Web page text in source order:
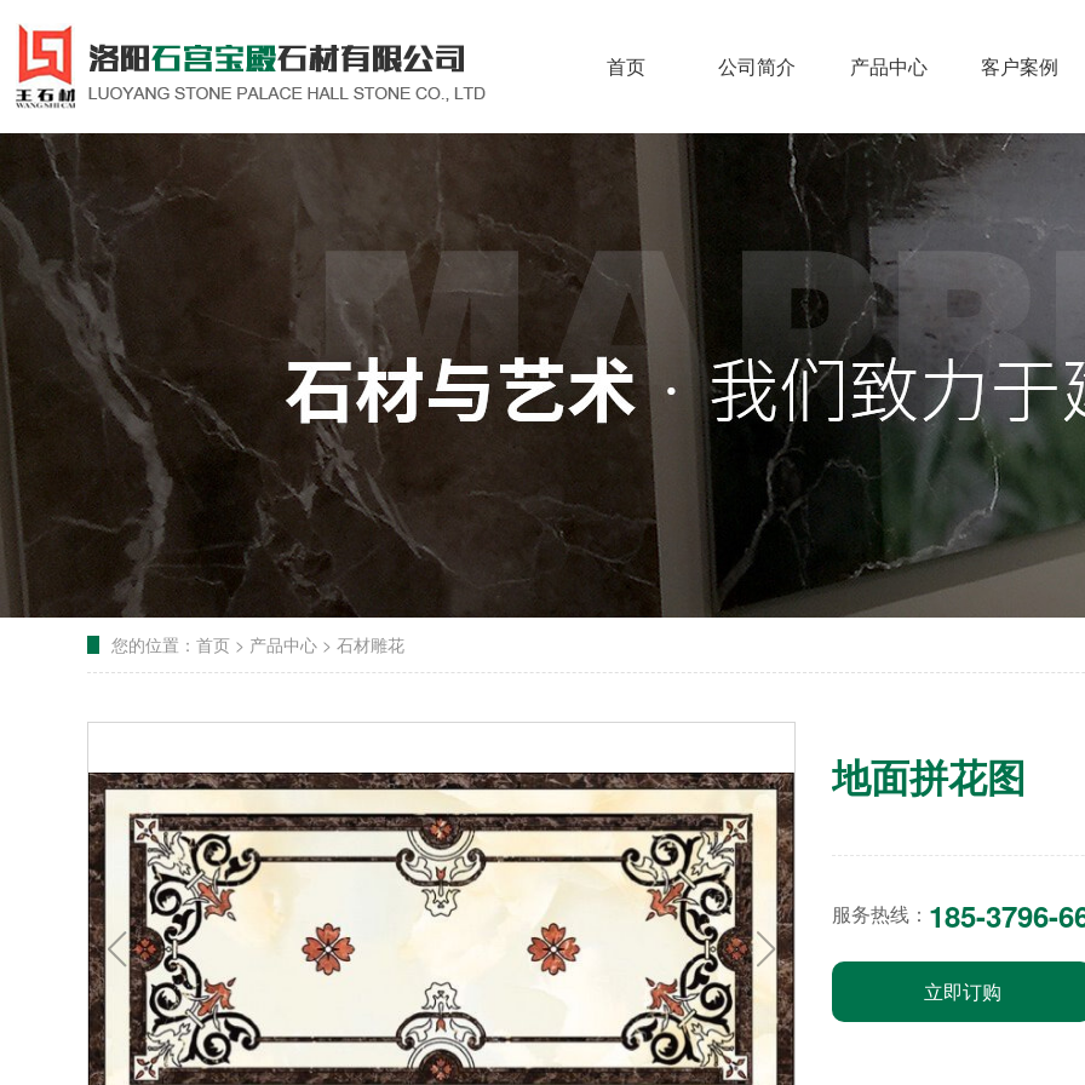
首页 公司简介 产品中心 客户案例
您的位置： 首页 > 产品中心 > 石材雕花
地面拼花图
服务热线： 185-3796-
立即订购